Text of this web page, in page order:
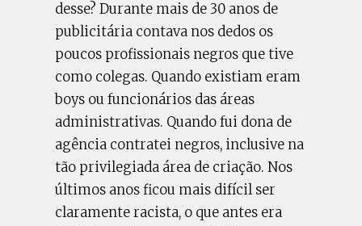
desse? Durante mais de 30 anos de
publicitária contava nos dedos os
poucos profissionais negros que tive
como colegas. Quando existiam eram
boys ou funcionários das áreas
administrativas. Quando fui dona de
agência contratei negros, inclusive na
tão privilegiada área de criação. Nos
últimos anos ficou mais difícil ser
claramente racista, o que antes era